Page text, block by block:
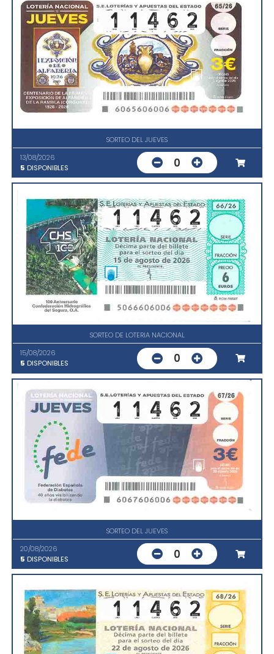
SORTEO DEL JUEVES
13/08/2026
5 DISPONIBLES 0
SORTEO DE LOTERIA NACIONAL
15/08/2026
5 DISPONIBLES 0
SORTEO DEL JUEVES
20/08/2026
5 DISPONIBLES 0